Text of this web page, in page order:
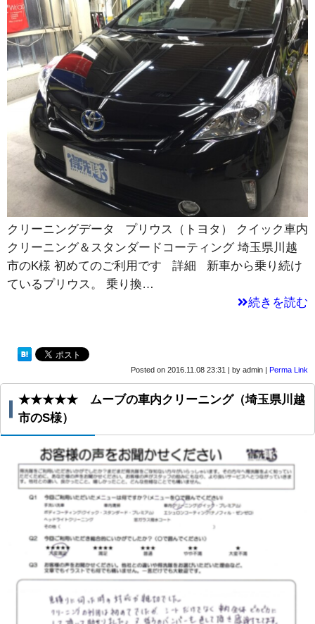
クリーニングデータ プリウス（トヨタ） クイック車内
クリーニング＆スタンダードコーティング 埼玉県川越
市のK様 初めてのご利用です 詳細 新車から乗り続け
ているプリウス。 乗り換…
続きを読む
Posted on 2016.11.08 23:31 | by admin | Perma Link
★★★★★ ムーブの車内クリーニング（埼玉県川越
市のS様）